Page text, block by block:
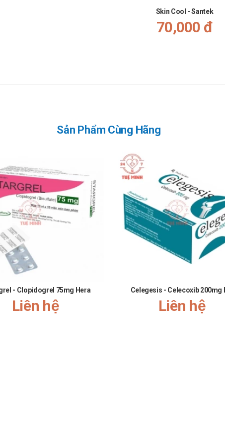
Skin Cool - Santek
70,000 đ
Sản Phẩm Cùng Hãng
- Clopidogrel 75mg Hera
Liên hệ
Celegesis - Celecoxib 200mg
Liên hệ